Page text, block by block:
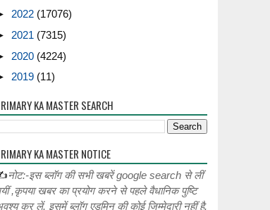
2022 (17076)
2021 (7315)
2020 (4224)
2019 (11)
KA MASTER SEARCH
KA MASTER NOTICE
नोट:-इस ब्लॉग की सभी खबरें google search से लीं
,कृपया खबर का प्रयोग करने से पहले वैधानिक पुष्टि
कर लें. इसमें ब्लॉग एडमिन की कोई जिम्मेदारी नहीं है.